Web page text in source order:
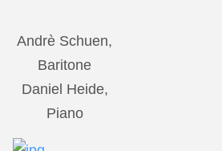
Andrè Schuen,
Baritone
Daniel Heide,
Piano